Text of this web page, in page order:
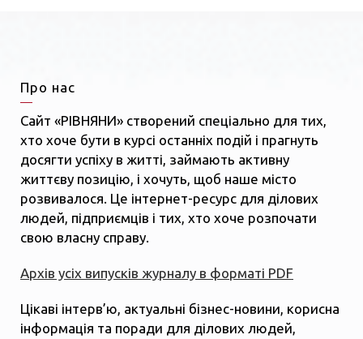
Про нас
Сайт «РІВНЯНИ» створений спеціально для тих,
хто хоче бути в курсі останніх подій і прагнуть
досягти успіху в житті, займають активну
життєву позицію, і хочуть, щоб наше місто
розвивалося. Це інтернет-ресурс для ділових
людей, підприємців і тих, хто хоче розпочати
свою власну справу.
Архів усіх випусків журналу в форматі PDF
Цікаві інтерв’ю, актуальні бізнес-новини, корисна
інформація та поради для ділових людей,